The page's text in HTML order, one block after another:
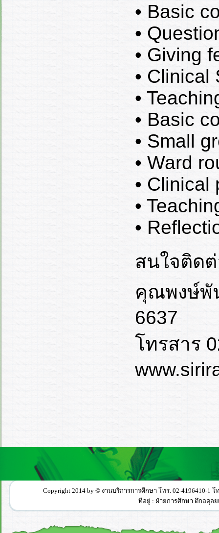
• Basic
•
• Giving
•
•
• Basic
• Small
• Ward
• Clinical
•
•
สนใจติด
คุณพงษ์พั
6637
โทรสาร
Copyright 2014 by © งานบริการการศึกษา โทร. 02-4196410-1
ที่อยู่ : ฝ่ายการศึกษา ตึกอดุล